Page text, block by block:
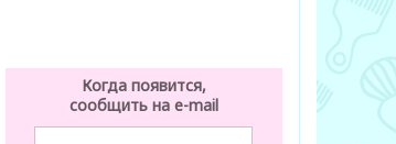
Когда появится,
сообщить на e-mail